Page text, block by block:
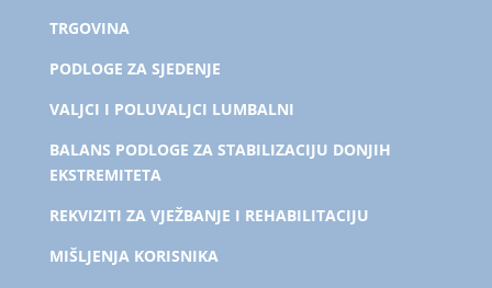
TRGOVINA
PODLOGE ZA SJEDENJE
VALJCI I POLUVALJCI LUMBALNI
BALANS PODLOGE ZA STABILIZACIJU DONJIH
EKSTREMITETA
REKVIZITI ZA VJEŽBANJE I REHABILITACIJU
MIŠLJENJA KORISNIKA